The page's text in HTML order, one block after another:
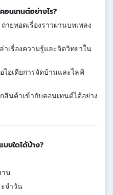
อนเทนต์อย่างไร?
ายทอดเรื่องราวผ่านบทเพลง
าเรื่องความรู้และจิตวิทยาใน
ไอเดียการจัดบ้านและไลฟ์
สินค้าเข้ากับคอนเทนต์ได้อย่าง
บใดได้บ้าง?
าน
จำวัน